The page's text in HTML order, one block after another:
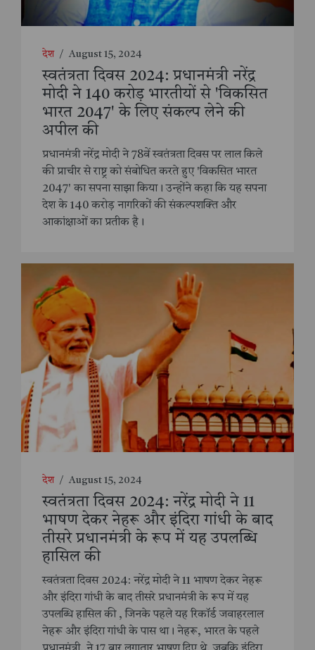
देश / August 15, 2024
स्वतंत्रता दिवस 2024: प्रधानमंत्री नरेंद्र
मोदी ने 140 करोड़ भारतीयों से 'विकसित
भारत 2047' के लिए संकल्प लेने की
अपील की
प्रधानमंत्री नरेंद्र मोदी ने 78वें स्वतंत्रता दिवस पर लाल किले
की प्राचीर से राष्ट्र को संबोधित करते हुए 'विकसित भारत
2047' का सपना साझा किया। उन्होंने कहा कि यह सपना
देश के 140 करोड़ नागरिकों की संकल्पशक्ति और
आकांक्षाओं का प्रतीक है।
देश / August 15, 2024
स्वतंत्रता दिवस 2024: नरेंद्र मोदी ने 11
भाषण देकर नेहरू और इंदिरा गांधी के बाद
तीसरे प्रधानमंत्री के रूप में यह उपलब्धि
हासिल की
स्वतंत्रता दिवस 2024: नरेंद्र मोदी ने 11 भाषण देकर नेहरू
और इंदिरा गांधी के बाद तीसरे प्रधानमंत्री के रूप में यह
उपलब्धि हासिल की , जिनके पहले यह रिकॉर्ड जवाहरलाल
नेहरू और इंदिरा गांधी के पास था। नेहरू, भारत के पहले